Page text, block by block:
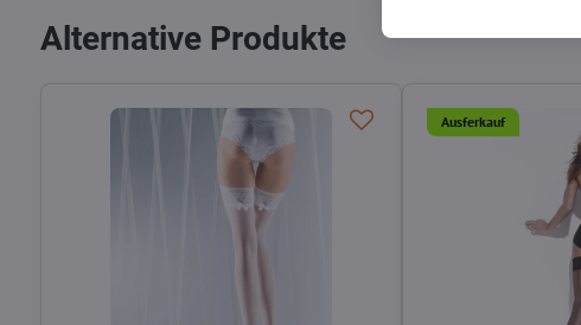
Alternative Produkte
Ausferkauf